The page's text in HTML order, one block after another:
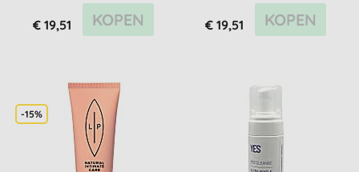
€ 19,51 KOPEN € 19,51 KOPEN
-15%